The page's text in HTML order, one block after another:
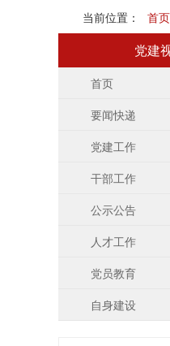
当前位置： 首页
党建
首页
要闻快递
党建工作
干部工作
公示公告
人才工作
党员教育
自身建设